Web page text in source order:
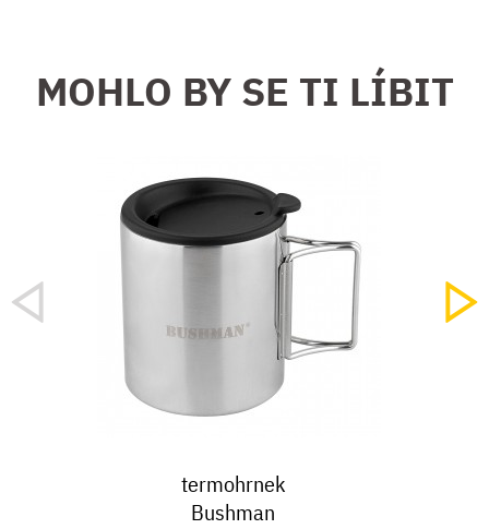
MOHLO BY SE TI LÍBIT
termohrnek
Bushman